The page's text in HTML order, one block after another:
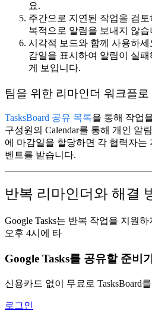
요.
주간으로 지연된 작업을 검토
복적으로 알림을 보내지 않습
시각적 보드와 함께 사용하세
감일을 표시하여 알림이 실
게 보입니다.
팀을 위한 리마인더 워크플로
TasksBoard 공유 목록을 통해 작업
구성원의 Calendar를 통해 개인 알
에 마감일을 할당하면 각 협력자는
벤트를 받습니다.
반복 리마인더와 해결
Google Tasks는 반복 작업을 지원
오후 4시에 타
Google Tasks를 공유할 준비
신용카드 없이 무료로 TasksBoard
로그인